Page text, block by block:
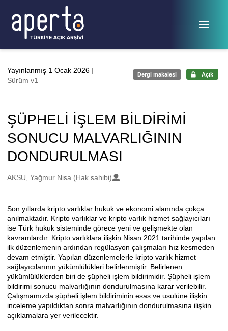
Yayınlanmış 1 Ocak 2026 |
Sürüm v1
Dergi makalesi Açık
ŞÜPHELİ İŞLEM BİLDİRİMİ
SONUCU MALVARLIĞININ
DONDURULMASI
Oluşturanlar
AKSU, Yağmur Nisa (Hak sahibi)
Açıklama
Son yıllarda kripto varlıklar hukuk ve ekonomi alanında çokça
anılmaktadır. Kripto varlıklar ve kripto varlık hizmet sağlayıcıları
ise Türk hukuk sisteminde görece yeni ve gelişmekte olan
kavramlardır. Kripto varlıklara ilişkin Nisan 2021 tarihinde yapılan
ilk düzenlemenin ardından regülasyon çalışmaları hız kesmeden
devam etmiştir. Yapılan düzenlemelerle kripto varlık hizmet
sağlayıcılarının yükümlülükleri belirlenmiştir. Belirlenen
yükümlülüklerden biri de şüpheli işlem bildirimidir. Şüpheli işlem
bildirimi sonucu malvarlığının dondurulmasına karar verilebilir.
Çalışmamızda şüpheli işlem bildiriminin esas ve usulüne ilişkin
inceleme yapıldıktan sonra malvarlığının dondurulmasına ilişkin
açıklamalara yer verilecektir.